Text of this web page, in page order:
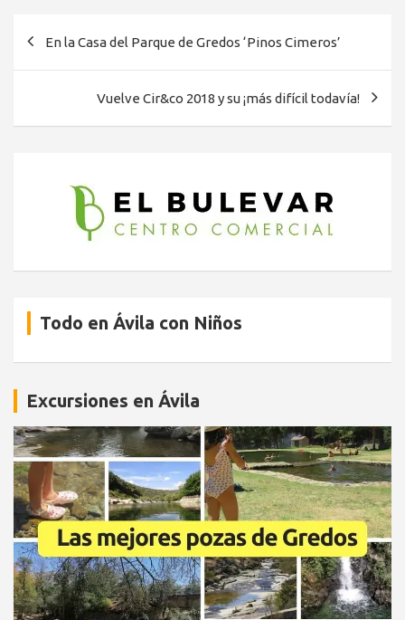
En la Casa del Parque de Gredos ‘Pinos Cimeros’
Vuelve Cir&co 2018 y su ¡más difícil todavía!
Todo en Ávila con Niños
Excursiones en Ávila